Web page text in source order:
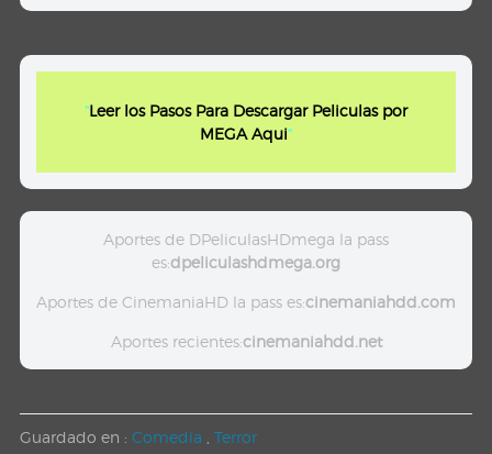
"Leer los Pasos Para Descargar Peliculas por
MEGA Aqui"
Aportes de DPeliculasHDmega la pass
es:dpeliculashdmega.org
Aportes de CinemaniaHD la pass es:cinemaniahdd.com
Aportes recientes:cinemaniahdd.net
Guardado en : Comedia Terror